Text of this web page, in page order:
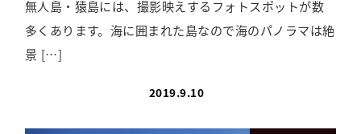
無人島・猿島には、撮影映えするフォトスポットが数
多くあります。海に囲まれた島なので海のパノラマは絶
景 […]
2019.9.10